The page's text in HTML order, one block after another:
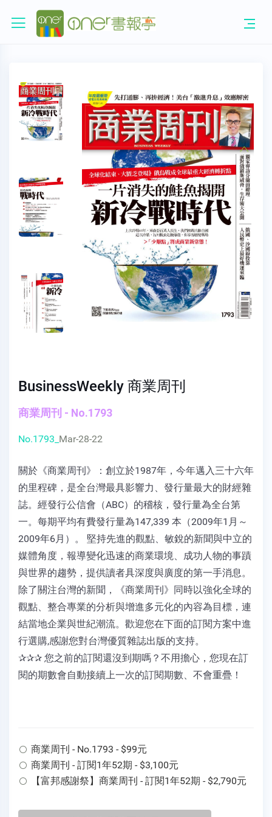
BusinessWeekly 商業周刊
商業周刊 - No.1793
No.1793_ Mar-28-22
關於《商業周刊》：創立於1987年，今年邁入三十六年
的里程碑，是全台灣最具影響力、發行量最大的財經雜
誌。經發行公信會（ABC）的稽核，發行量為全台第
一。每期平均有費發行量為147,339 本（2009年1月～
2009年6月）。 堅持先進的觀點、敏銳的新聞與中立的
媒體角度，報導變化迅速的商業環境、成功人物的事蹟
與世界的趨勢，提供讀者具深度與廣度的第一手消息。
除了關注台灣的新聞，《商業周刊》同時以強化全球的
觀點、整合專業的分析與增進多元化的內容為目標，連
結當地企業與世紀潮流。歡迎您在下面的訂閱方案中進
行選購,感謝您對台灣優質雜誌出版的支持。
✰✰✰ 您之前的訂閱還沒到期嗎？不用擔心，您現在訂
閱的期數會自動接續上一次的訂閱期數、不會重疊！
商業周刊 - No.1793 - $99元
商業周刊 - 訂閱1年52期 - $3,100元
【富邦感謝祭】商業周刊 - 訂閱1年52期 - $2,790元